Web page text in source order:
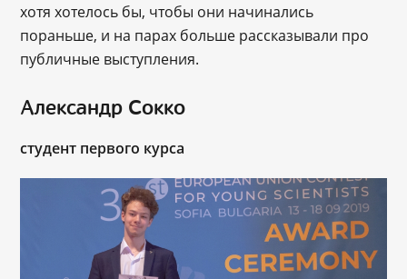
хотя хотелось бы, чтобы они начинались
пораньше, и на парах больше рассказывали про
публичные выступления.
Александр Сокко
студент первого курса